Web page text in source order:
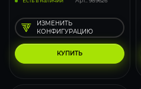
КУПИТЬ
ИЗМЕНИТЬ
КОНФИГУРАЦИЮ